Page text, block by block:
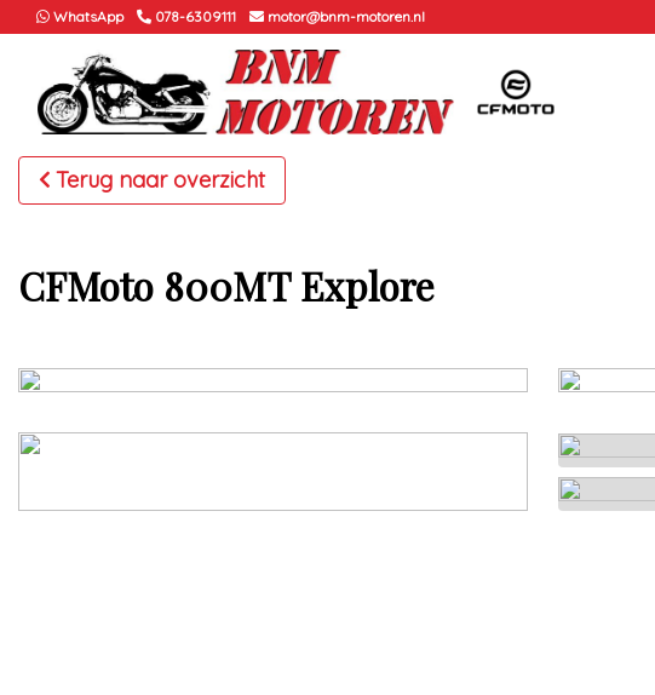
WhatsApp 078-6309111 motor@bnm-motoren.nl
Terug naar overzicht
CFMoto 800MT Explore